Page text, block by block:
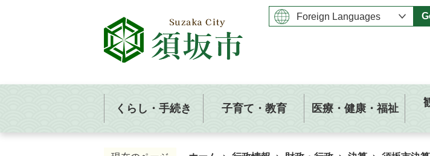
くらし・手続き 子育て・教育 医療・健康・福祉